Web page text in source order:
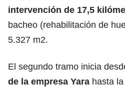
intervención de 17,5
bacheo (rehabilitación de
5.327 m2.
El segundo tramo inicia
de la empresa Yara hasta la